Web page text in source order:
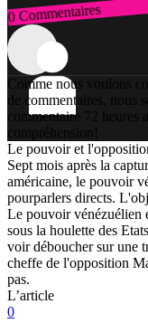
0 Commentaires
Connexion
Comme nous voulons
de commentaires, nous
commentaire 72 heures
compréhension!
Le pouvoir et
Sept mois après la
américaine, le pouvoir
pourparlers directs.
Le pouvoir vénézuélien
sous la houlette des
voir déboucher sur une
cheffe de l'opposition
pas.
L’article
0